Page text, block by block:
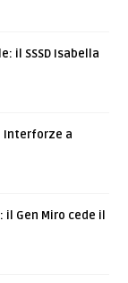
il SSSD Isabella
Interforze a
Gen Miro cede il